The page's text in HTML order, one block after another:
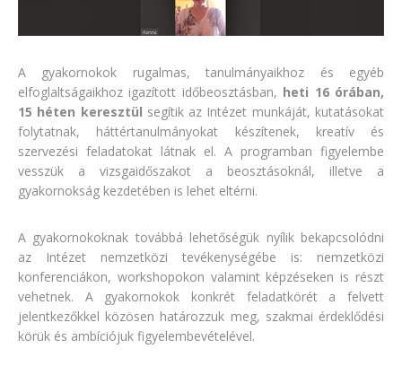
A gyakornokok rugalmas, tanulmányaikhoz és egyéb
elfoglaltságaikhoz igazított időbeosztásban, heti 16 órában,
15 héten keresztül segítik az Intézet munkáját, kutatásokat
folytatnak, háttértanulmányokat készítenek, kreatív és
szervezési feladatokat látnak el. A programban figyelembe
vesszük a vizsgaidőszakot a beosztásoknál, illetve a
gyakornokság kezdetében is lehet eltérni.
A gyakornokoknak továbbá lehetőségük nyílik bekapcsolódni
az Intézet nemzetközi tevékenységébe is: nemzetközi
konferenciákon, workshopokon valamint képzéseken is részt
vehetnek. A gyakornokok konkrét feladatkörét a felvett
jelentkezőkkel közösen határozzuk meg, szakmai érdeklődési
körük és ambíciójuk figyelembevételével.